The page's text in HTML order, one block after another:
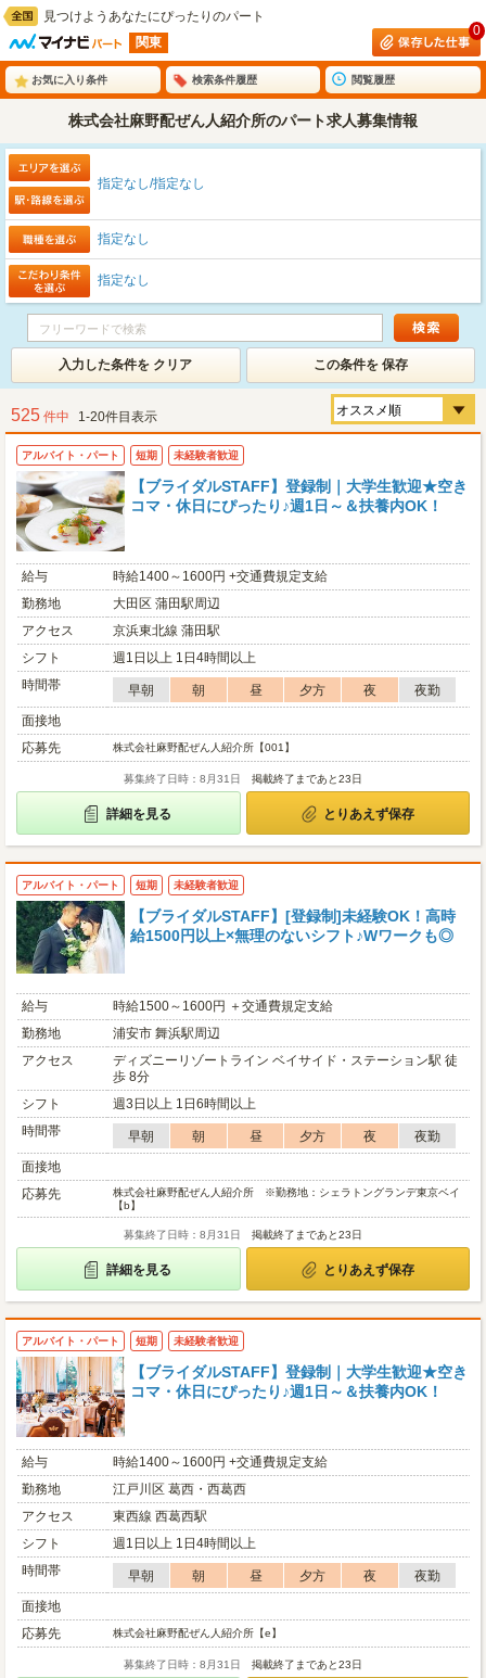
見つけようあなたにぴったりのパート
関東
0
お気に入り条件 検索条件履歴 閲覧履歴
株式会社麻野配ぜん人紹介所のパート求人募集情報
指定なし/指定なし
指定なし
指定なし
入力した条件を クリア この条件を 保存
525 件中 1-20件目表示
アルバイト・パート 短期 未経験者歓迎
【ブライダルSTAFF】登録制｜大学生歓迎★空き
コマ・休日にぴったり♪週1日～＆扶養内OK！
給与
時給1400～1600円 +交通費規定支給
勤務地
大田区 蒲田駅周辺
アクセス
京浜東北線 蒲田駅
シフト
週1日以上 1日4時間以上
時間帯
早朝 朝 昼 夕方 夜
夜勤
面接地
応募先
株式会社麻野配ぜん人紹介所【001】
募集終了日時：8月31日 掲載終了まであと23日
詳細を見る とりあえず保存
アルバイト・パート 短期 未経験者歓迎
【ブライダルSTAFF】[登録制]未経験OK！高時
給1500円以上×無理のないシフト♪Wワークも◎
給与
時給1500～1600円 ＋交通費規定支給
勤務地
浦安市 舞浜駅周辺
アクセス
ディズニーリゾートライン ベイサイド・ステーション駅 徒
歩 8分
シフト
週3日以上 1日6時間以上
時間帯
早朝 朝 昼 夕方 夜
夜勤
面接地
応募先
株式会社麻野配ぜん人紹介所 ※勤務地：シェラトングランデ東京ベイ
【b】
募集終了日時：8月31日 掲載終了まであと23日
詳細を見る とりあえず保存
アルバイト・パート 短期 未経験者歓迎
【ブライダルSTAFF】登録制｜大学生歓迎★空き
コマ・休日にぴったり♪週1日～＆扶養内OK！
給与
時給1400～1600円 +交通費規定支給
勤務地
江戸川区 葛西・西葛西
アクセス
東西線 西葛西駅
シフト
週1日以上 1日4時間以上
時間帯
早朝 朝 昼 夕方 夜
夜勤
面接地
応募先
株式会社麻野配ぜん人紹介所【e】
募集終了日時：8月31日 掲載終了まであと23日